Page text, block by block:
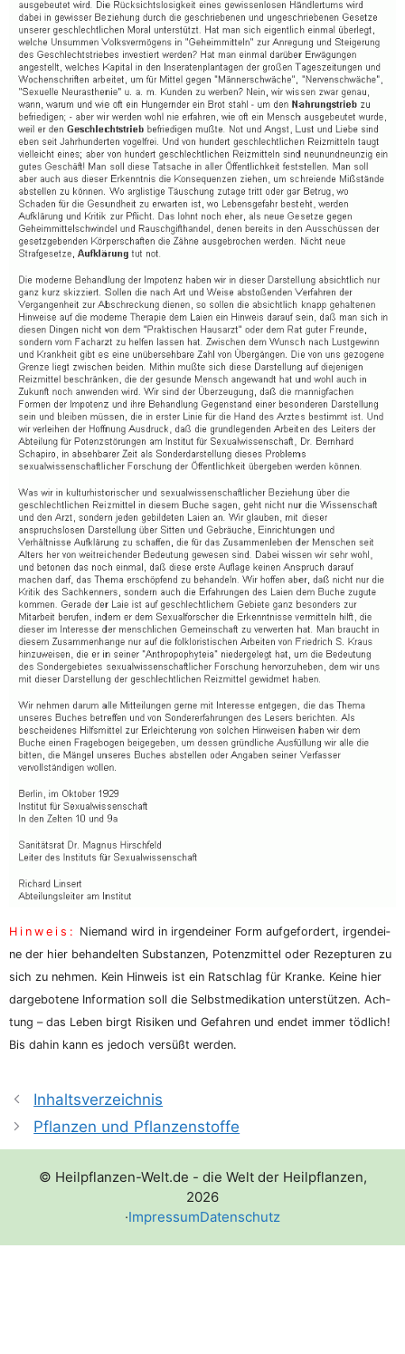
Hin­weis: Nie­mand wird in irgend­ei­ner Form auf­ge­for­dert, irgend­ei­
ne der hier behan­del­ten Sub­stan­zen, Potenz­mit­tel oder Rezep­tu­ren zu
sich zu neh­men. Kein Hin­weis ist ein Rat­schlag für Kran­ke. Kei­ne hier
dar­ge­bo­te­ne Infor­ma­ti­on soll die Selbst­me­di­ka­ti­on unter­stüt­zen. Ach­
tung – das Leben birgt Risi­ken und Gefah­ren und endet immer töd­lich!
Bis dahin kann es jedoch ver­süßt werden.
Inhaltsverzeichnis
Pflanzen und Pflanzenstoffe
© Heilpflanzen-Welt.de - die Welt der Heilpflanzen,
2026
·ImpressumDatenschutz